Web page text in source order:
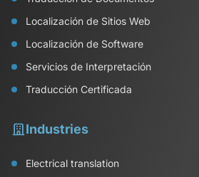
Localización de Sitios Web
Localización de Software
Servicios de Interpretación
Traducción Certificada
Industries
Electrical translation